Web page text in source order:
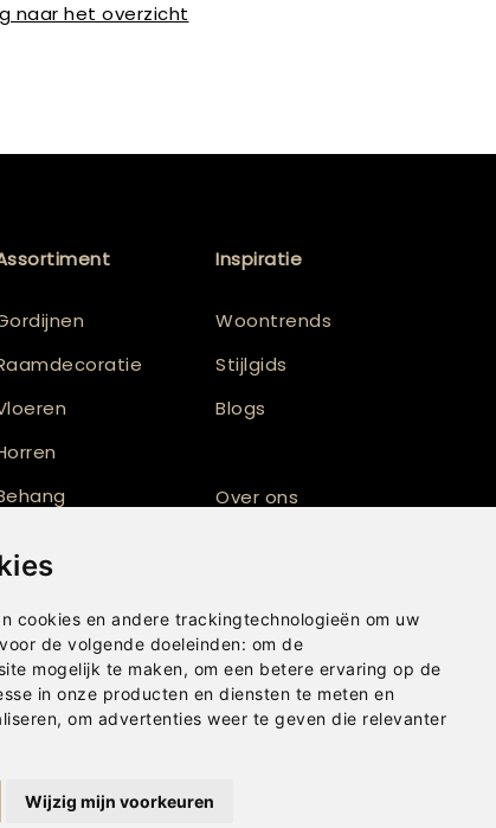
cookies en andere trackingtechnologieën om uw
de volgende doeleinden: om de
mogelijk te maken, om een betere ervaring op de
in onze producten en diensten te meten en
, om advertenties weer te geven die relevanter
Wijzig mijn voorkeuren
naar het overzicht
Inspiratie
Woontrends
Stijlgids
Blogs
Over ons